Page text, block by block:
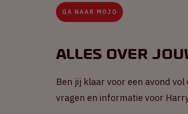
GA NAAR MOJO
Alles over
Ben jij klaar voor een avond
vragen en informatie voor